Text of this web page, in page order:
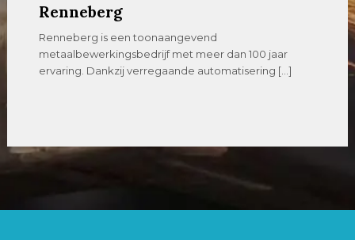
Renneberg
Renneberg is een toonaangevend
metaalbewerkingsbedrijf met meer dan 100 jaar
ervaring. Dankzij verregaande automatisering […]